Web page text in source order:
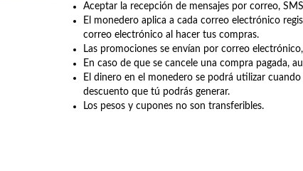
Aceptar la recepción de mensajes por correo,
El monedero aplica a cada correo electrónico
correo electrónico al hacer tus compras.
Las promociones se envían por correo
En caso de que se cancele una compra pagada,
El dinero en el monedero se podrá utilizar
descuento que tú podrás generar.
Los pesos y cupones no son transferibles.